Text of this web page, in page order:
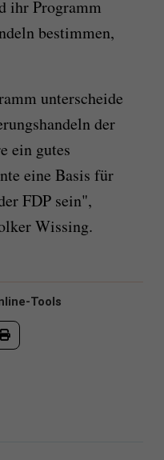
ihr Programm
bestimmen,
unterscheide
der
ein gutes
eine Basis für
FDP sein",
Wissing.
Tools